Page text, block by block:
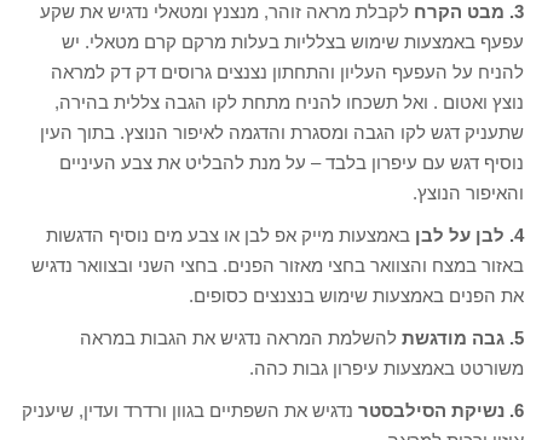
3. מבט הקרח
לקבלת מראה זוהר, מנצנץ ומטאלי נדגיש את שקע
עפעף באמצעות שימוש בצלליות בעלות מרקם קרם מטאלי. יש
להניח על העפעף העליון והתחתון נצנצים גרוסים דק דק למראה
נוצץ ואטום . ואל תשכחו להניח מתחת לקו הגבה צללית בהירה,
שתעניק דגש לקו הגבה ומסגרת והדגמה לאיפור הנוצץ. בתוך העין
נוסיף דגש עם עיפרון בלבד – על מנת להבליט את צבע העיניים
והאיפור הנוצץ.
4. לבן על לבן
באמצעות מייק אפ לבן או צבע מים נוסיף הדגשות
באזור במצח והצוואר בחצי מאזור הפנים. בחצי השני ובצוואר נדגיש
את הפנים באמצעות שימוש בנצנצים כסופים.
5. גבה מודגשת
להשלמת המראה נדגיש את הגבות במראה
משורטט באמצעות עיפרון גבות כהה.
6. נשיקת הסילבסטר
נדגיש את השפתיים בגוון ורדרד ועדין, שיעניק